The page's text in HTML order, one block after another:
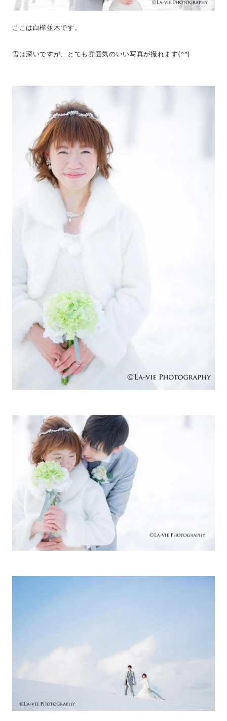
ここは白樺並木です。
雪は深いですが、とても雰囲気のいい写真が撮れます(^^)